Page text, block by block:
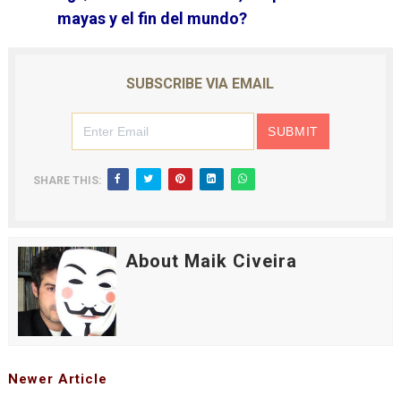
mayas y el fin del mundo?
SUBSCRIBE VIA EMAIL
SHARE THIS:
About Maik Civeira
Newer Article